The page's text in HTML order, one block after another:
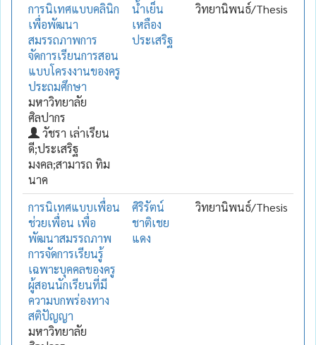
การนิเทศแบบคลินิก
เพื่อพัฒนา
สมรรถภาพการ
จัดการเรียนการสอน
แบบโครงงานของครู
ประถมศึกษา
มหาวิทยาลัย
ศิลปากร
วัชรา เล่าเรียน
ดี;ประเสริฐ
มงคล;สามารถ ทิม
นาค
น้ำเย็น
เหลือง
ประเสริฐ
วิทยานิพนธ์/Thesis
การนิเทศแบบเพื่อน
ช่วยเพื่อน เพื่อ
พัฒนาสมรรถภาพ
การจัดการเรียนรู้
เฉพาะบุคคลของครู
ผู้สอนนักเรียนที่มี
ความบกพร่องทาง
สติปัญญา
มหาวิทยาลัย
ศิริรัตน์
ชาติเชย
แดง
วิทยานิพนธ์/Thesis